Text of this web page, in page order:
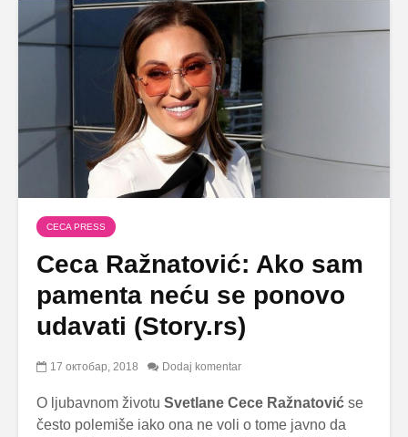
CECA PRESS
Ceca Ražnatović: Ako sam
pamenta neću se ponovo
udavati (Story.rs)
17 октобар, 2018 Dodaj komentar
O ljubavnom životu Svetlane Cece Ražnatović se
često polemiše iako ona ne voli o tome javno da